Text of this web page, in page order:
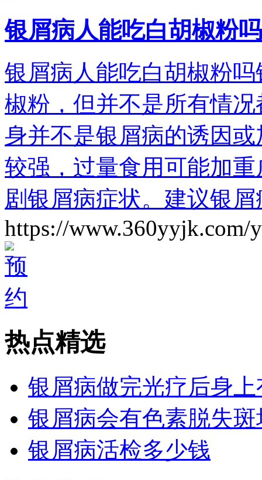
银屑病人能吃白胡椒粉吗
银屑病人能吃白胡椒粉
椒粉，但并不是所有情
身并不是银屑病的诱因
较强，过量食用可能加
剧银屑病症状。建议银
https://www.360yyjk.com/
热点精选
银屑病做完光疗后身
银屑病会有色素脱失斑
银屑病活检多少钱